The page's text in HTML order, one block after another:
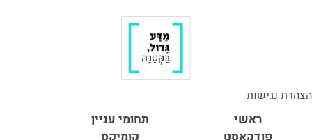
הצהרת נגישות
ראשי
תחומי עניין